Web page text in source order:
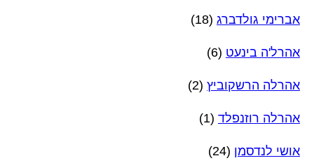
אברימי גולדברג (18)
אהרל'ה בינעט (6)
אהרלה הרשקוביץ (2)
אהרלה רוזנפלד (1)
אושי לנדסמן (24)